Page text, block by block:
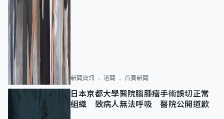
新聞資訊 港聞 首頁新聞
日本京都大學醫院腦腫瘤手術誤切正常
組織 致病人無法呼吸 醫院公開道歉